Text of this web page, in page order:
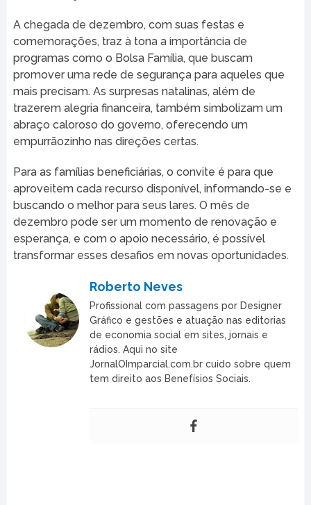
A chegada de dezembro, com suas festas e
comemorações, traz à tona a importância de
programas como o Bolsa Família, que buscam
promover uma rede de segurança para aqueles que
mais precisam. As surpresas natalinas, além de
trazerem alegria financeira, também simbolizam um
abraço caloroso do governo, oferecendo um
empurrãozinho nas direções certas.
Para as famílias beneficiárias, o convite é para que
aproveitem cada recurso disponível, informando-se e
buscando o melhor para seus lares. O mês de
dezembro pode ser um momento de renovação e
esperança, e com o apoio necessário, é possível
transformar esses desafios em novas oportunidades.
Roberto Neves
Profissional com passagens por Designer
Gráfico e gestões e atuação nas editorias
de economia social em sites, jornais e
rádios. Aqui no site
JornalOImparcial.com.br cuido sobre quem
tem direito aos Benefísios Sociais.